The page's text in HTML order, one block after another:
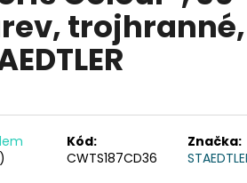
trojhranné,
Kód:
CWTS187CD36
Značka: